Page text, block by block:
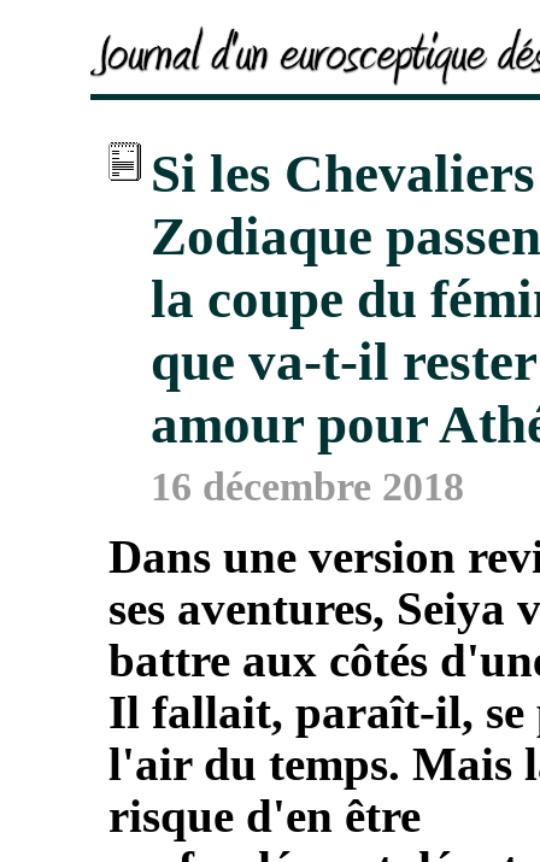
Si les
Zodiaque
la coupe du
que va-t-il
amour pour
16 décembre 2018
Dans une version
ses aventures, Seiya
battre aux côtés
Il fallait, paraît-il, se
l'air du temps. Mais
risque d'en être